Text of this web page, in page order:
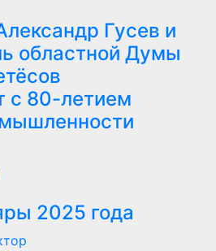
Гусев и
областной Думы
с 80-летием
2025 года